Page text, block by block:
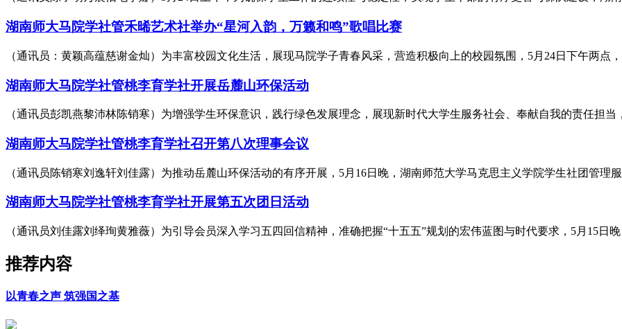
湖南师大马院学社管禾晞艺术社举办“星河入韵，万籁和鸣”歌唱比赛
（通讯员：黄颖高蕴慈谢金灿）为丰富校园文化生活，展现马院学子青春风采，营造积极向上的校园氛围，5月24日下午两点
湖南师大马院学社管桃李育学社开展岳麓山环保活动
（通讯员彭凯燕黎沛林陈销寒）为增强学生环保意识，践行绿色发展理念，展现新时代大学生服务社会、奉献自我的责任担
湖南师大马院学社管桃李育学社召开第八次理事会议
（通讯员陈销寒刘逸轩刘佳露）为推动岳麓山环保活动的有序开展，5月16日晚，湖南师范大学马克思主义学院学生社团管理
湖南师大马院学社管桃李育学社开展第五次团日活动
（通讯员刘佳露刘绎珣黄雅薇）为引导会员深入学习五四回信精神，准确把握“十五五”规划的宏伟蓝图与时代要求，5月15日
推荐内容
以青春之声 筑强国之基